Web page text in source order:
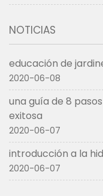
NOTICIAS
educación de
2020-06-08
una guía de 8
exitosa
2020-06-07
introducción a la
2020-06-07